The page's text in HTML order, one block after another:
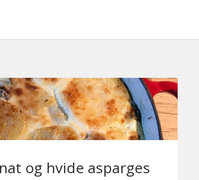
og hvide asparges